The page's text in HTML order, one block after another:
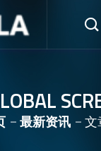
最新资讯 文